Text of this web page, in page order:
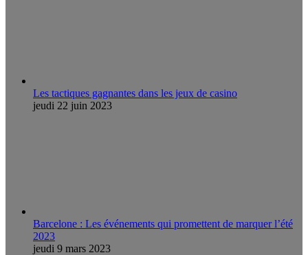
Les tactiques gagnantes dans les jeux de casino
jeudi 22 juin 2023
Barcelone : Les événements qui promettent de marquer l’été
2023
jeudi 9 mars 2023